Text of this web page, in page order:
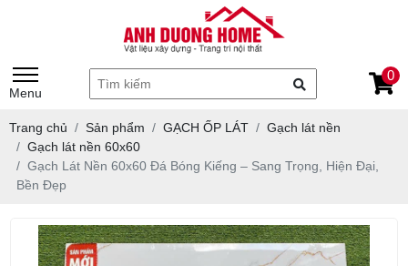
Menu
0
Trang chủ Sản phẩm GẠCH ỐP LÁT
Gạch lát nền
Gạch lát nền 60x60
Gạch Lát Nền 60x60 Đá Bóng Kiếng – Sang Trọng, Hiện Đại,
Bền Đẹp